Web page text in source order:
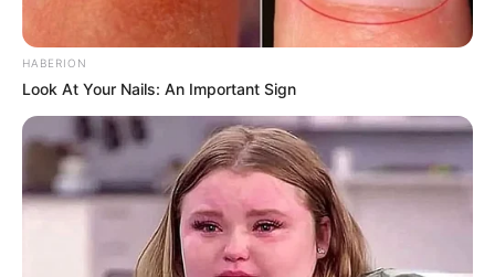
HABERION
Look At Your Nails: An Important Sign